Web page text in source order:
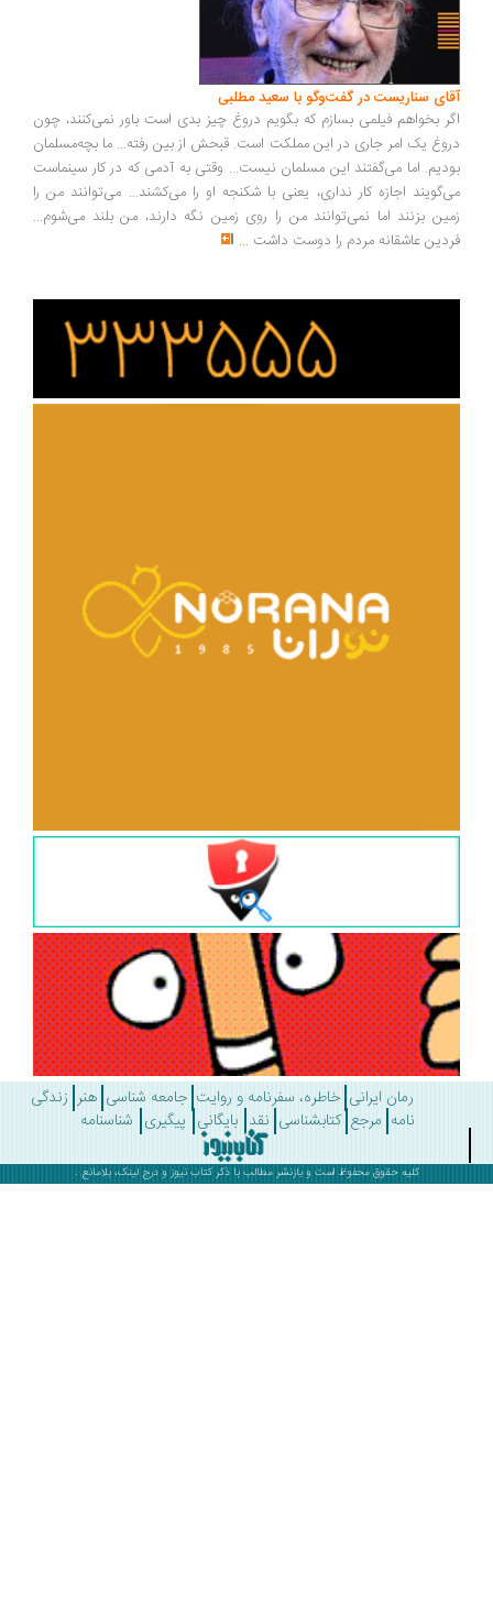
سناریست در گفت‌وگو با سعید مطلبی
بخواهم فیلمی بسازم که بگویم دروغ چیز بدی است باور نمی‌کنند، چون
یک امر جاری در این مملکت است. قبحش از بین رفته... ما بچه‌مسلمان
اما می‌گفتند این مسلمان نیست... وقتی به آدمی که در کار سینماست
اجازه کار نداری، یعنی با شکنجه او را می‌کشند... می‌توانند من را
بزنند اما نمی‌توانند من را روی زمین نگه دارند، من بلند می‌شوم...
عاشقانه مردم را دوست داشت ...
رمان ایرانی خاطره، سفرنامه و روایت جامعه شناسی هنر زندگی
مرجع کتابشناسی نقد بایگانی پیگیری شناسنامه
کلیه حقوق محفوظ است و بازنشر مطالب با ذکرکتاب نیوز و درج لینک، بلامانع .